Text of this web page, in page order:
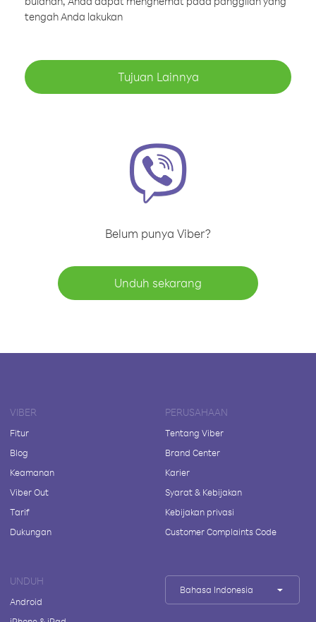
tengah Anda lakukan
Tujuan Lainnya
Belum punya Viber?
Unduh sekarang
VIBER
Fitur
Blog
Keamanan
Viber Out
Tarif
Dukungan
PERUSAHAAN
Tentang Viber
Brand Center
Karier
Syarat & Kebijakan
Kebijakan privasi
Customer Complaints Code
UNDUH
Android
Bahasa Indonesia